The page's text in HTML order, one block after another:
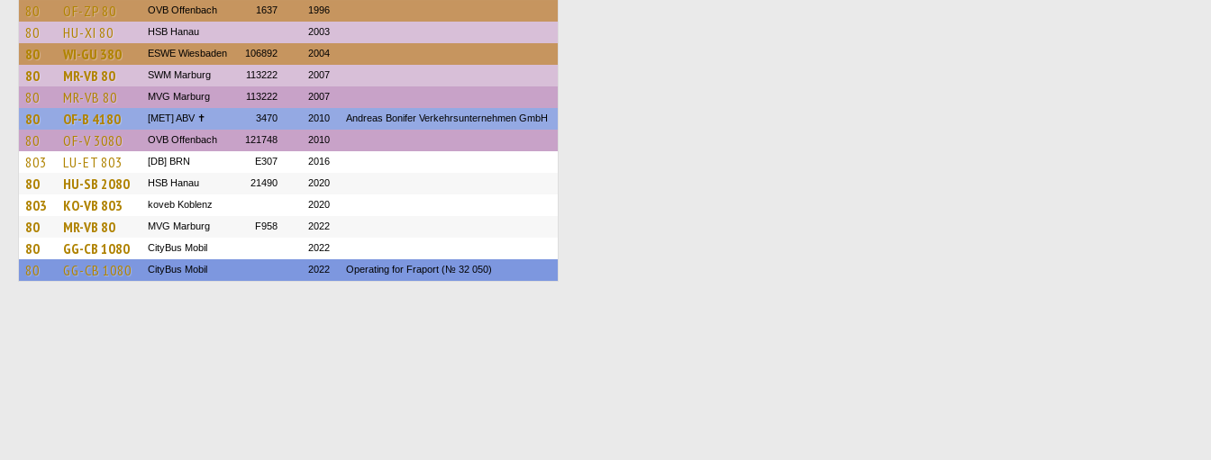
80 OF-ZP 80 OVB Offenbach 1637 1996
80 HU-XI 80 HSB Hanau 2003
80 WI-GU 380 ESWE Wiesbaden 106892 2004
80 MR-VB 80 SWM Marburg 113222 2007
80 MR-VB 80 MVG Marburg 113222 2007
80 OF-B 4180 [MET] ABV ✝ 3470 2010 Andreas Bonifer Verkehrsunternehmen GmbH
80 OF-V 3080 OVB Offenbach 121748 2010
803 LU-ET 803 [DB] BRN E307 2016
80 HU-SB 2080 HSB Hanau 21490 2020
803 KO-VB 803 koveb Koblenz 2020
80 MR-VB 80 MVG Marburg F958 2022
80 GG-CB 1080 CityBus Mobil 2022
80 GG-CB 1080 CityBus Mobil 2022 Operating for Fraport (№ 32 050)